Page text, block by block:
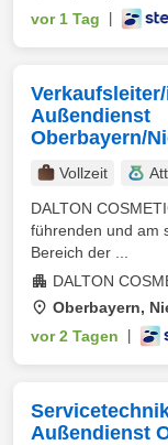
vor 1 Tag
Außendienst
Oberbayern/
Vollzeit
DALTON
führenden und am
Bereich der ...
DALTON
Oberbayern,
vor 2 Tagen
Außendienst